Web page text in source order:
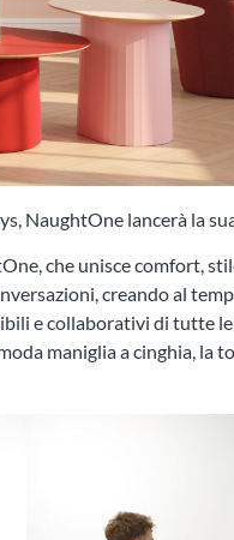
NaughtOne lancerà la
che unisce comfort,
creando al
e collaborativi di tutte
maniglia a cinghia, la